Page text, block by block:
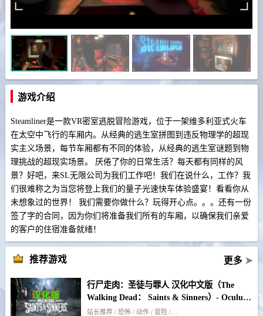
游戏介绍
Steamliner是一款VR密室逃脱冒险游戏，位于一架维多利亚式火车
在太空中飞行的车厢内。从经典的逃生室拼图到违反物理学的超现
实主义场景，每节车厢都有不同的体验，从经典的逃生室谜题到物
理挑战的超现实场景。 厌倦了你的日常生活？每天都有同样的风
景？好吧，来SL无限公司为我们工作吧！我们在说什么，工作？我
们很难称之为当您将登上我们的量子光速快车体验盛宴！看看你从
未想象过的世界！ 我们需要你做什么？玩得开心点。。。还有一份
签了字的合同，因为你们将准备我们所有的车厢，以确保我们亲爱
的客户的住宿准备就绪！
推荐游戏 更多 ➤
行尸走肉：圣徒与罪人 汉化中文版（The
Walking Dead： Saints & Sinners）- Oculus
Quest游戏
站长推荐 / 恐怖 / 动作 / 冒险 / 僵尸 / 生存